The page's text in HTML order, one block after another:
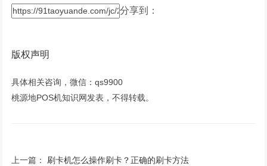
分享到：
版权声明
具体相关咨询，微信：qs9900
桃源地POS机知识网发表，不得转载。
上一篇： 刷卡机怎么操作刷卡？正确的刷卡方法